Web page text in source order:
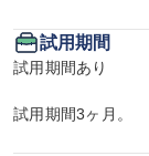
試用期間
試用期間あり
試用期間3ヶ月。